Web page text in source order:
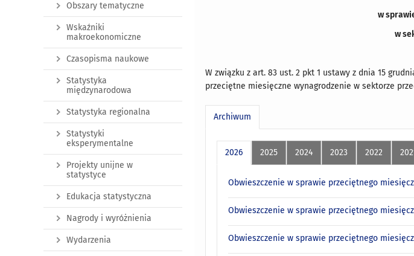
w
w
W związku z art. 83 ust. 2 pkt 1 ustawy z dnia 15
przeciętne miesięczne wynagrodzenie w sektorze
Archiwum
2026 2025 2024 2023 2022
Obwieszczenie w sprawie przeciętnego
Obwieszczenie w sprawie przeciętnego
Obwieszczenie w sprawie przeciętnego
Obszary tematyczne
Wskaźniki
makroekonomiczne
Czasopisma naukowe
Statystyka
międzynarodowa
Statystyka regionalna
Statystyki
eksperymentalne
Projekty unijne w
statystyce
Edukacja statystyczna
Nagrody i wyróżnienia
Wydarzenia